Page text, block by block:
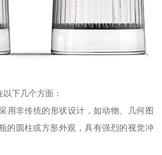
下几个方面：
用非传统的形状设计，如动物、几何图
的圆柱或方形外观，具有强烈的视觉冲